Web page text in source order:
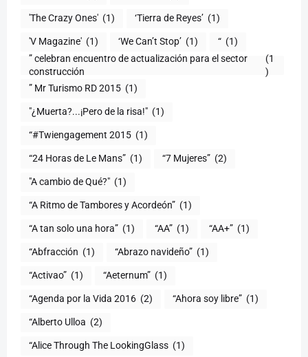
'The Crazy Ones' (1) ‘Tierra de Reyes’ (1)
'V Magazine' (1) ‘We Can’t Stop’ (1) “ (1)
” celebran encuentro de actualización para el sector
construcción
(1
)
” Mr Turismo RD 2015 (1)
"¿Muerta?...¡Pero de la risa!" (1)
“#Twiengagement 2015 (1)
“24 Horas de Le Mans” (1) “7 Mujeres” (2)
(1)
“A Ritmo de Tambores y Acordeón” (1)
“A tan solo una hora” (1) “AA” (1) “AA+” (1)
“Abfracción (1) “Abrazo navideño” (1)
“Activao” (1) “Aeternum” (1)
“Agenda por la Vida 2016 (2) “Ahora soy libre” (1)
“Alberto Ulloa (2)
“Alice Through The LookingGlass (1)